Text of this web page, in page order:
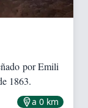
por Emili
1863.
a 0 km